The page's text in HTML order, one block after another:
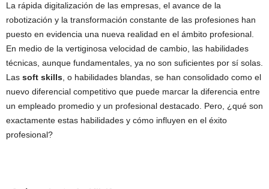
La rápida digitalización de las empresas, el avance de la
robotización y la transformación constante de las profesiones han
puesto en evidencia una nueva realidad en el ámbito profesional.
En medio de la vertiginosa velocidad de cambio, las habilidades
técnicas, aunque fundamentales, ya no son suficientes por sí solas.
Las soft skills , o habilidades blandas, se han consolidado como el
nuevo diferencial competitivo que puede marcar la diferencia entre
un empleado promedio y un profesional destacado. Pero, ¿qué son
exactamente estas habilidades y cómo influyen en el éxito
profesional?